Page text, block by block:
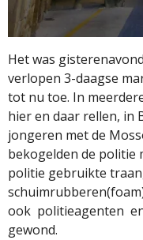
Het was
verlopen 3-daagse
tot nu toe. In
hier en daar rellen, in
jongeren met de
bekogelden de politie
politie gebruikte
ook politieagenten
gewond.